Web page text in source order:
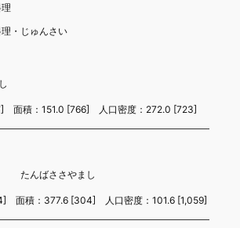
・じゅんさい
面積：151.0 [766] 人口密度：272.0 [723]
たんばささやまし
面積：377.6 [304] 人口密度：101.6 [1,059]